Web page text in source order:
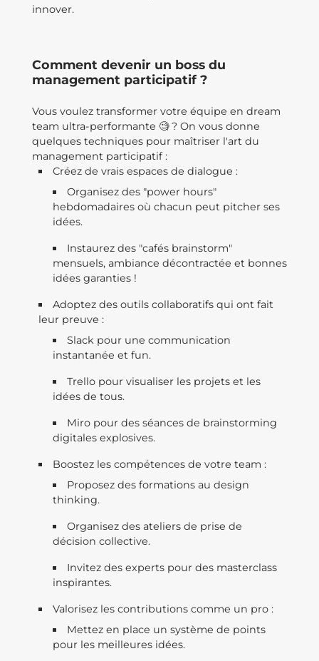
innover.
Comment devenir un boss du
management participatif ?
Vous voulez transformer votre équipe en dream
team ultra-performante 🧐 ? On vous donne
quelques techniques pour maîtriser l'art du
management participatif :
Créez de vrais espaces de dialogue :
Organisez des "power hours"
hebdomadaires où chacun peut pitcher ses
idées.
Instaurez des "cafés brainstorm"
mensuels, ambiance décontractée et bonnes
idées garanties !
Adoptez des outils collaboratifs qui ont fait
leur preuve :
Slack pour une communication
instantanée et fun.
Trello pour visualiser les projets et les
idées de tous.
Miro pour des séances de brainstorming
digitales explosives.
Boostez les compétences de votre team :
Proposez des formations au design
thinking.
Organisez des ateliers de prise de
décision collective.
Invitez des experts pour des masterclass
inspirantes.
Valorisez les contributions comme un pro :
Mettez en place un système de points
pour les meilleures idées.